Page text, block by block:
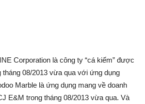
Corporation là công ty “cá kiếm” được
tháng 08/2013 vừa qua với ứng dụng
Marble là ứng dụng mang về doanh
E&M trong tháng 08/2013 vừa qua. Và